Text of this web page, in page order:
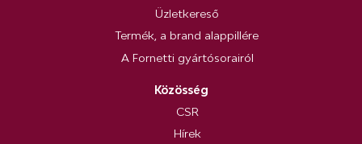
Üzletkereső
Termék, a brand alappillére
A Fornetti gyártósorairól
Közösség
CSR
Hírek